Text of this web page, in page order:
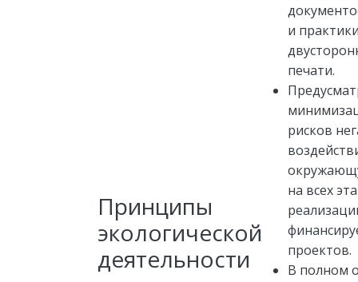
Принципы
экологической
деятельности
и
печати.
рисков
на всех
проектов.
В полном